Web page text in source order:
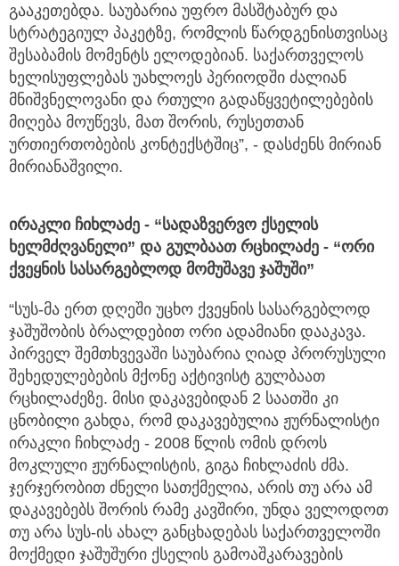
გააკეთებდა. საუბარია უფრო მასშტაბურ და
სტრატეგიულ პაკეტზე, რომლის წარდგენისთვისაც
შესაბამის მომენტს ელოდებიან. საქართველოს
ხელისუფლებას უახლოეს პერიოდში ძალიან
მნიშვნელოვანი და რთული გადაწყვეტილებების
მიღება მოუწევს, მათ შორის, რუსეთთან
ურთიერთობების კონტექსტშიც”, - დასძენს მირიან
მირიანაშვილი.
ირაკლი ჩიხლაძე - “სადაზვერვო ქსელის
ხელმძღვანელი” და გულბაათ რცხილაძე - “ორი
ქვეყნის სასარგებლოდ მომუშავე ჯაშუში”
“სუს-მა ერთ დღეში უცხო ქვეყნის სასარგებლოდ
ჯაშუშობის ბრალდებით ორი ადამიანი დააკავა.
პირველ შემთხვევაში საუბარია ღიად პრორუსული
შეხედულებების მქონე აქტივისტ გულბაათ
რცხილაძეზე. მისი დაკავებიდან 2 საათში კი
ცნობილი გახდა, რომ დაკავებულია ჟურნალისტი
ირაკლი ჩიხლაძე - 2008 წლის ომის დროს
მოკლული ჟურნალისტის, გიგა ჩიხლაძის ძმა.
ჯერჯერობით ძნელი სათქმელია, არის თუ არა ამ
დაკავებებს შორის რამე კავშირი, უნდა ველოდოთ
თუ არა სუს-ის ახალ განცხადებას საქართველოში
მოქმედი ჯაშუშური ქსელის გამოაშკარავების